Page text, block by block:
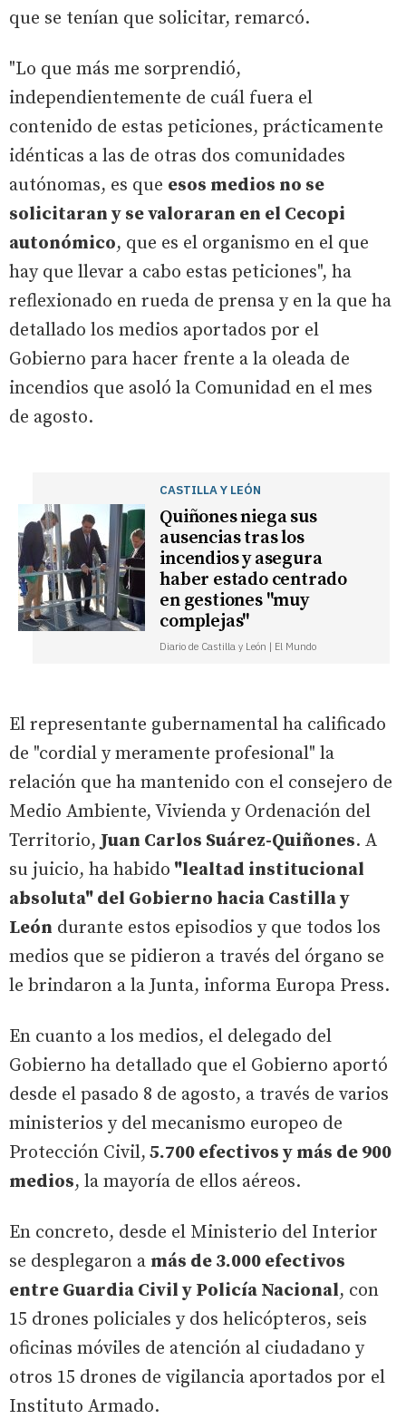
que se tenían que solicitar, remarcó.
"Lo que más me sorprendió,
independientemente de cuál fuera el
contenido de estas peticiones, prácticamente
idénticas a las de otras dos comunidades
autónomas, es que esos medios no se
solicitaran y se valoraran en el Cecopi
autonómico, que es el organismo en el que
hay que llevar a cabo estas peticiones", ha
reflexionado en rueda de prensa y en la que ha
detallado los medios aportados por el
Gobierno para hacer frente a la oleada de
incendios que asoló la Comunidad en el mes
de agosto.
CASTILLA Y LEÓN
Quiñones niega sus
ausencias tras los
incendios y asegura
haber estado centrado
en gestiones "muy
complejas"
Diario de Castilla y León | El Mundo
El representante gubernamental ha calificado
de "cordial y meramente profesional" la
relación que ha mantenido con el consejero de
Medio Ambiente, Vivienda y Ordenación del
Territorio, Juan Carlos Suárez-Quiñones. A
su juicio, ha habido "lealtad institucional
absoluta" del Gobierno hacia Castilla y
León durante estos episodios y que todos los
medios que se pidieron a través del órgano se
le brindaron a la Junta, informa Europa Press.
En cuanto a los medios, el delegado del
Gobierno ha detallado que el Gobierno aportó
desde el pasado 8 de agosto, a través de varios
ministerios y del mecanismo europeo de
Protección Civil, 5.700 efectivos y más de 900
medios, la mayoría de ellos aéreos.
En concreto, desde el Ministerio del Interior
se desplegaron a más de 3.000 efectivos
entre Guardia Civil y Policía Nacional, con
15 drones policiales y dos helicópteros, seis
oficinas móviles de atención al ciudadano y
otros 15 drones de vigilancia aportados por el
Instituto Armado.